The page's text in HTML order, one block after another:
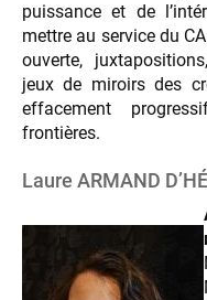
puissance et de
mettre au service du
ouverte,
jeux de miroirs des
effacement
frontières.
Laure ARMAND